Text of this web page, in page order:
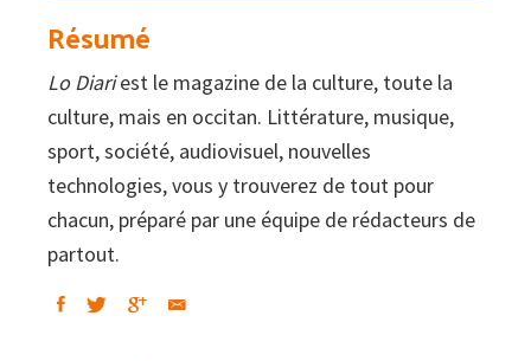
cultura,
en
occitan
#71
–
Tolosa
la
Résumé
Lo Diariest le magazine de la culture, toute la
culture, mais en occitan. Littérature, musique,
sport, société, audiovisuel, nouvelles
technologies, vous y trouverez de tout pour
chacun, préparé par une équipe de rédacteurs de
partout.